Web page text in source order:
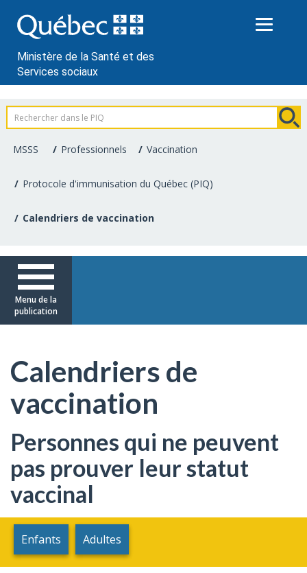
au
contenu
Ministère de la Santé et des
Services sociaux
Information
pour
les
professionnels
la
santé
MSSS Professionnels Vaccination
Protocole d'immunisation du Québec (PIQ)
Calendriers de vaccination
Menu de la
publication
Calendriers de
vaccination
Personnes qui ne peuvent
pas prouver leur statut
vaccinal
Enfants Adultes